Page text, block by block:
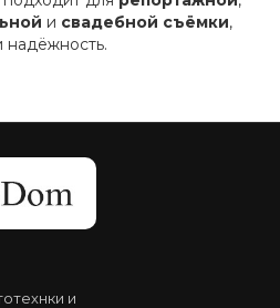
и свадебной съёмки,
надёжность.
и